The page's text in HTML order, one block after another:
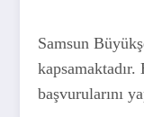
Samsun
başvurularını